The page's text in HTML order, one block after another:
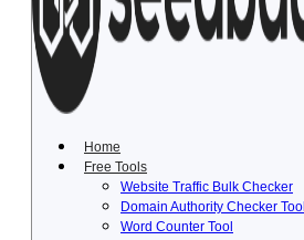
Lewati
konten
Home
Free Tools
Website Traffic Bulk Checker
Domain Authority Checker Tool
Word Counter Tool